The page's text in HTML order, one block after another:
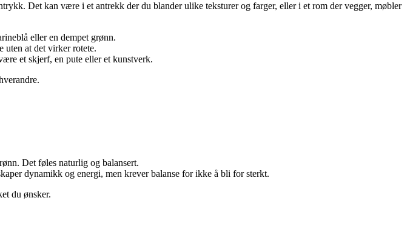
Det kan være i et antrekk der du blander ulike teksturer og farger, eller i et rom der vegger, møbler
eller en dempet grønn.
uten at det virker rotete.
et skjerf, en pute eller et kunstverk.
Det føles naturlig og balansert.
dynamikk og energi, men krever balanse for ikke å bli for sterkt.
du ønsker.